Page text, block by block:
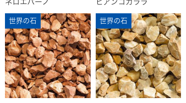
ネロエバーノ
ビアンコカララ
世界の石 世界の石